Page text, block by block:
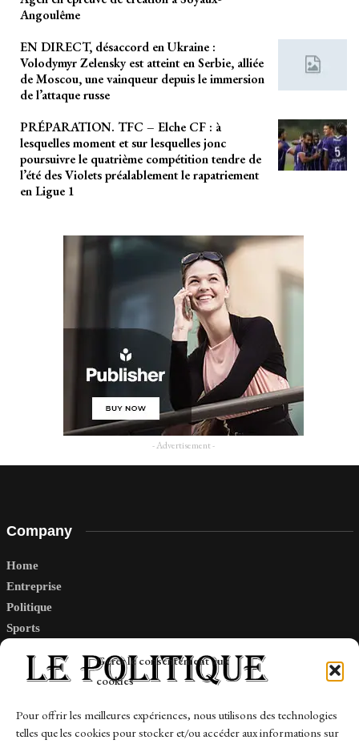
Gérer le consentement aux
cookies
Pour offrir les meilleures expériences, nous utilisons des technologies
telles que les cookies pour stocker et/ou accéder aux informations sur
Angoulême
EN DIRECT, désaccord en Ukraine :
Volodymyr Zelensky est atteint en Serbie, alliée
de Moscou, une vainqueur depuis le immersion
de l’attaque russe
PRÉPARATION. TFC – Elche CF : à
lesquelles moment et sur lesquelles jonc
poursuivre le quatrième compétition tendre de
l’été des Violets préalablement le rapatriement
en Ligue 1
- Advertisement -
Company
Home
Entreprise
Politique
Sports